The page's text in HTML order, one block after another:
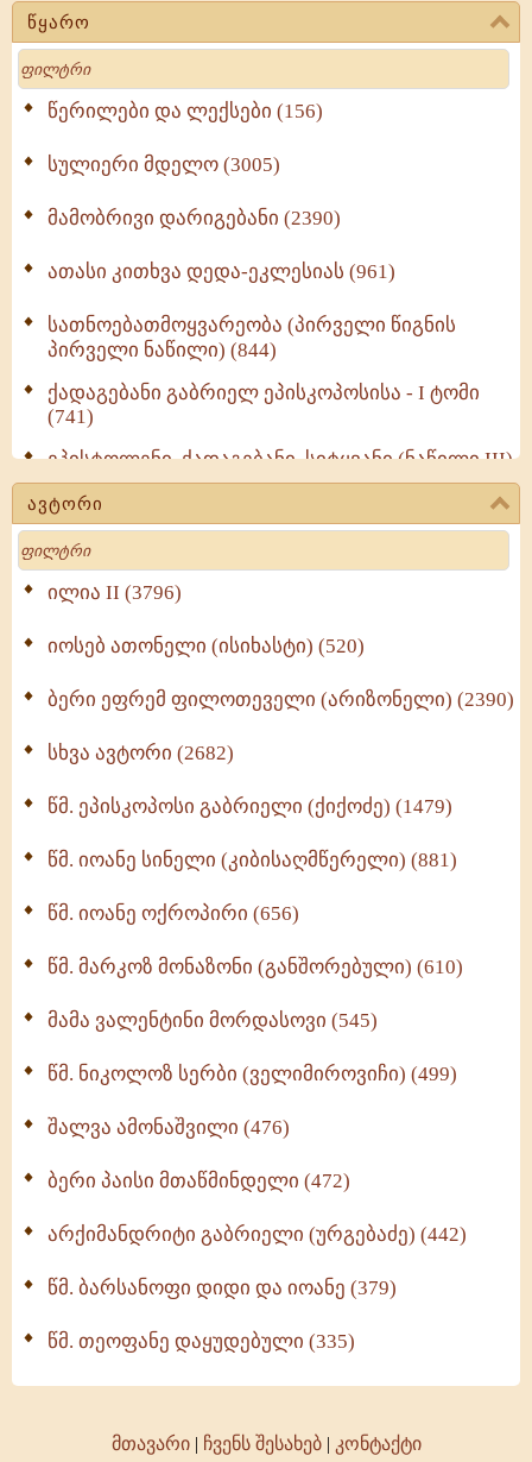
წყარო
Search
წერილები და ლექსები (156)
სულიერი მდელო (3005)
მამობრივი დარიგებანი (2390)
ათასი კითხვა დედა-ეკლესიას (961)
სათნოებათმოყვარეობა (პირველი წიგნის
პირველი ნაწილი) (844)
ქადაგებანი გაბრიელ ეპისკოპოსისა - I ტომი
(741)
ეპისტოლენი, ქადაგებანი, სიტყვანი (ნაწილი III)
(723)
მოძღვრის ძალზე სასარგებლო რჩევები
მრევლისათვის (545)
Wisdomge (514)
ქადაგებანი გაბრიელ ეპისკოპოსისა - II ტომი
სულიერი ცხოვრების სახელმძღვანელო -
ნაწილი II (369)
ავტორი
Search
ილია II (3796)
იოსებ ათონელი (ისიხასტი) (520)
ბერი ეფრემ ფილოთეველი (არიზონელი) (2390)
სხვა ავტორი (2682)
წმ. ეპისკოპოსი გაბრიელი (ქიქოძე) (1479)
წმ. იოანე სინელი (კიბისაღმწერელი) (881)
წმ. იოანე ოქროპირი (656)
წმ. მარკოზ მონაზონი (განშორებული) (610)
მამა ვალენტინი მორდასოვი (545)
წმ. ნიკოლოზ სერბი (ველიმიროვიჩი) (499)
შალვა ამონაშვილი (476)
ბერი პაისი მთაწმინდელი (472)
არქიმანდრიტი გაბრიელი (ურგებაძე) (442)
წმ. ბარსანოფი დიდი და იოანე (379)
წმ. თეოფანე დაყუდებული (335)
მთავარი| ჩვენს შესახებ| კონტაქტი